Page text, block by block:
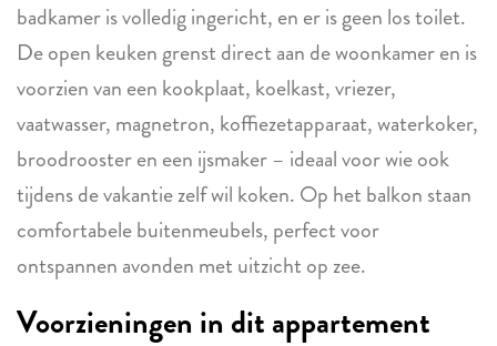
badkamer is volledig ingericht, en er is geen los toilet.
De open keuken grenst direct aan de woonkamer en is
voorzien van een kookplaat, koelkast, vriezer,
vaatwasser, magnetron, koffiezetapparaat, waterkoker,
broodrooster en een ijsmaker – ideaal voor wie ook
tijdens de vakantie zelf wil koken. Op het balkon staan
comfortabele buitenmeubels, perfect voor
ontspannen avonden met uitzicht op zee.
Voorzieningen in dit appartement